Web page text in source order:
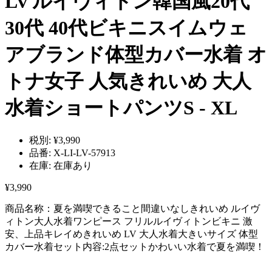
30代 40代ビキニスイムウェ
アブランド体型カバー水着 オ
トナ女子 人気きれいめ 大人
水着ショートパンツS - XL
税別: ¥3,990
品番: X-LI-LV-57913
在庫: 在庫あり
¥3,990
商品名称：夏を満喫できること間違いなしきれいめ ルイヴ
ィトン大人水着ワンピース フリルルイヴィトンビキニ 激
安、上品キレイめきれいめ LV 大人水着大きいサイズ 体型
カバー水着セット内容:2点セットかわいい水着で夏を満喫！